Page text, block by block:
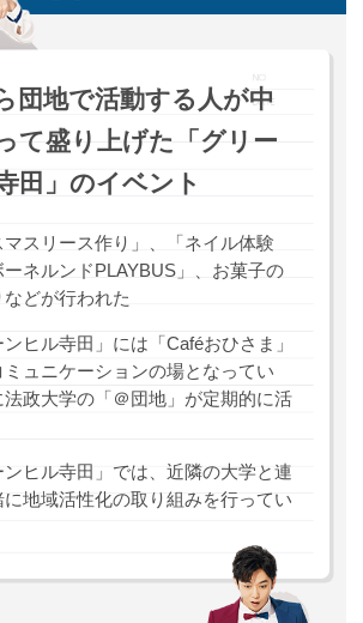
団地で活動する人が中
て盛り上げた「グリー
田」のイベント
マスリース作り」、「ネイル体験
ネルンドPLAYBUS」、お菓子の
どが行われた
ンヒル寺田」には「Caféおひさま」
ミュニケーションの場となってい
法政大学の「＠団地」が定期的に活
ンヒル寺田」では、近隣の大学と連
地域活性化の取り組みを行ってい